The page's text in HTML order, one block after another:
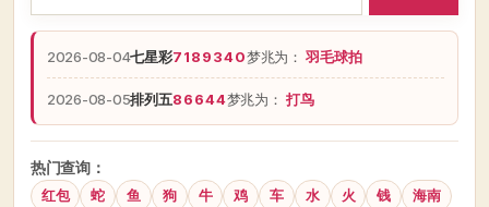
2026-08-04七星彩7189340梦兆为：羽毛球拍
2026-08-05排列五86644梦兆为：打鸟
热门查询：
红包 蛇 鱼 狗 牛 鸡 车 水 火 钱 海南